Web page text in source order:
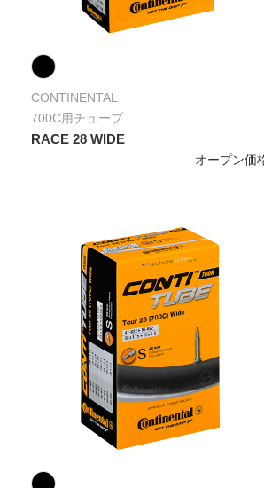
CONTINENTAL
700C用チューブ
RACE 28 WIDE
オープン価